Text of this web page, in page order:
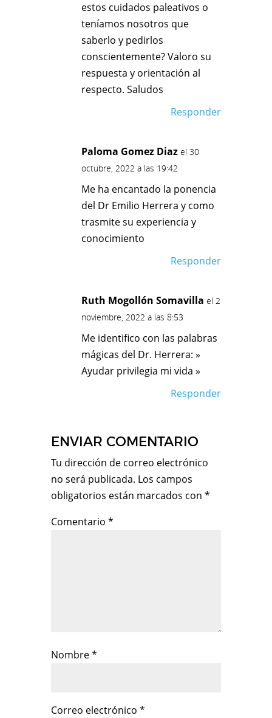
estos cuidados paleativos o
teníamos nosotros que
saberlo y pedirlos
conscientemente? Valoro su
respuesta y orientación al
respecto. Saludos
Responder
Paloma Gomez Diaz el 30
octubre, 2022 a las 19:42
Me ha encantado la ponencia
del Dr Emilio Herrera y como
trasmite su experiencia y
conocimiento
Responder
Ruth Mogollón Somavilla el 2
noviembre, 2022 a las 8:53
️️Me identifico con las palabras
mágicas del Dr. Herrera: »
Ayudar privilegia mi vida » ️️
Responder
ENVIAR COMENTARIO
Tu dirección de correo electrónico
no será publicada. Los campos
obligatorios están marcados con *
Comentario *
Nombre*
Correo electrónico *